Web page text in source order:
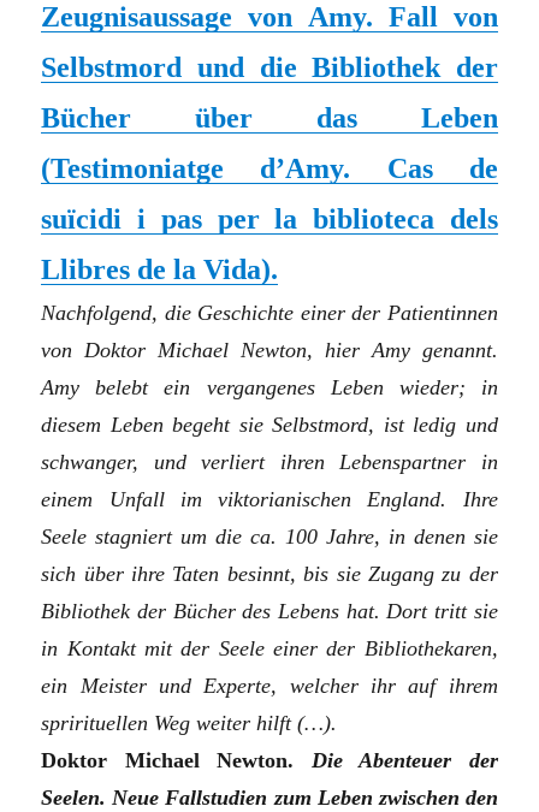
Zeugnisaussage von Amy. Fall von
Selbstmord und die Bibliothek der
Bücher über das Leben
(Testimoniatge d’Amy. Cas de
suïcidi i pas per la biblioteca dels
Llibres de la Vida).
Nachfolgend, die Geschichte einer der Patientinnen
von Doktor Michael Newton, hier Amy genannt.
Amy belebt ein vergangenes Leben wieder; in
diesem Leben begeht sie Selbstmord, ist ledig und
schwanger, und verliert ihren Lebenspartner in
einem Unfall im viktorianischen England. Ihre
Seele stagniert um die ca. 100 Jahre, in denen sie
sich über ihre Taten besinnt, bis sie Zugang zu der
Bibliothek der Bücher des Lebens hat. Dort tritt sie
in Kontakt mit der Seele einer der Bibliothekaren,
ein Meister und Experte, welcher ihr auf ihrem
sprirituellen Weg weiter hilft (…).
Doktor Michael Newton. Die Abenteuer der
Seelen. Neue Fallstudien zum Leben zwischen den